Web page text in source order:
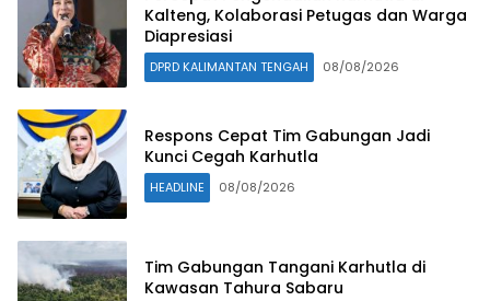
Kalteng, Kolaborasi Petugas dan Warga
Diapresiasi
DPRD KALIMANTAN TENGAH 08/08/2026
Respons Cepat Tim Gabungan Jadi
Kunci Cegah Karhutla
HEADLINE 08/08/2026
Tim Gabungan Tangani Karhutla di
Kawasan Tahura Sabaru